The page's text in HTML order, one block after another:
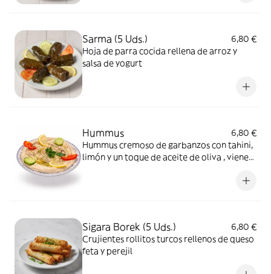
Sarma (5 Uds.)
6,80 €
Hoja de parra cocida rellena de arroz y
salsa de yogurt
Hummus
6,80 €
Hummus cremoso de garbanzos con tahini,
limón y un toque de aceite de oliva , viene
Sigara Borek (5 Uds.)
6,80 €
Crujientes rollitos turcos rellenos de queso
feta y perejil